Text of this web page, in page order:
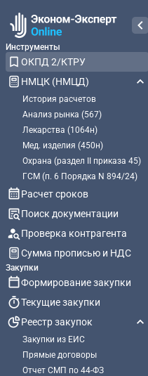
Инструменты
ОКПД 2/КТРУ
НМЦК (НМЦД)
История расчетов
Анализ рынка (567)
Лекарства (1064н)
Мед. изделия (450н)
Охрана (раздел II приказа 45)
ГСМ (п. 6 Порядка N 894/24)
Расчет сроков
Поиск документации
Проверка контрагента
Сумма прописью и НДС
Закупки
Формирование закупки
Текущие закупки
Реестр закупок
Закупки из ЕИС
Прямые договоры
Отчет СМП по 44-ФЗ